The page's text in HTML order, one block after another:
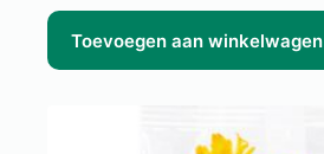
Toevoegen aan winkelwagen